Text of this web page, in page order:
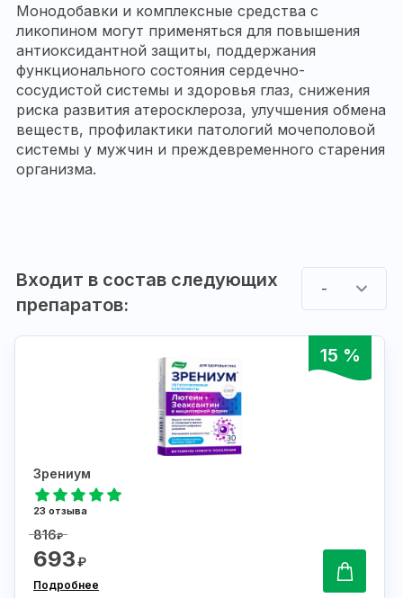
Монодобавки и комплексные средства с
ликопином могут применяться для повышения
антиоксидантной защиты, поддержания
функционального состояния сердечно-
сосудистой системы и здоровья глаз, снижения
риска развития атеросклероза, улучшения обмена
веществ, профилактики патологий мочеполовой
системы у мужчин и преждевременного старения
организма.
Входит в состав следующих
препаратов:
-
15 %
Зрениум
23 отзыва
816₽
693₽
Подробнее